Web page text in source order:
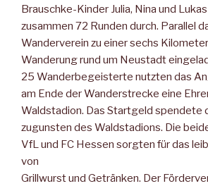
Brauschke-Kinder Julia, Nina und
zusammen 72 Runden durch. Parallel
Wanderverein zu einer sechs
Wanderung rund um Neustadt
25 Wanderbegeisterte nutzten das
am Ende der Wanderstrecke eine
Waldstadion. Das Startgeld spendete
zugunsten des Waldstadions. Die
VfL und FC Hessen sorgten für das
von
Grillwurst und Getränken. Der